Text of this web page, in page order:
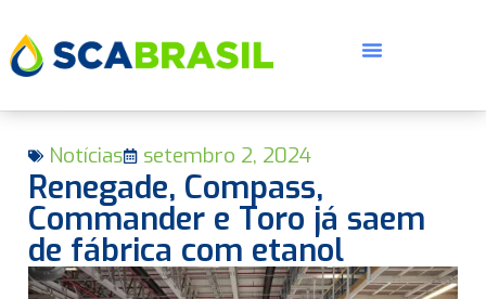
Notícias setembro 2, 2024
Renegade, Compass,
Commander e Toro já saem
de fábrica com etanol